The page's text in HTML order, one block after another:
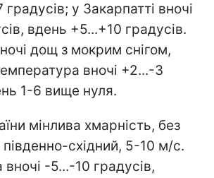
у Закарпатті вночі
вдень +5...+10 градусів.
дощ з мокрим снігом,
вночі +2...-3
1-6 вище нуля.
мінлива хмарність, без
південно-східний, 5-10 м/с.
-5...-10 градусів,